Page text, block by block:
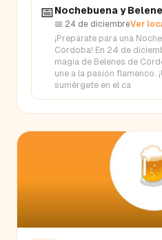
📅Nochebuena y
📅 24 de diciembreVer
¡Prepárate para una
Córdoba! En 24 de
magia de Belenes de
une a la pasión flamenco.
sumérgete en el ca